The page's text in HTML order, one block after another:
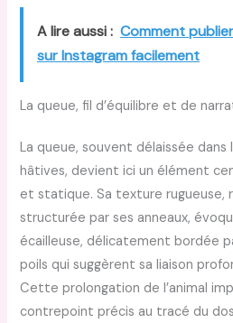
A lire aussi : Comment
sur Instagram facilement
La queue, fil d’équilibre et de
La queue, souvent délaissée
hâtives, devient ici un élément
et statique. Sa texture rugueuse,
structurée par ses anneaux,
écailleuse, délicatement bordée
poils qui suggèrent sa liaison
Cette prolongation de l’animal
contrepoint précis au tracé du